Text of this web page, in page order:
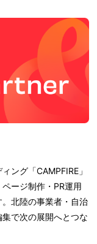
ング「CAMPFIRE」
ージ制作・PR運用
北陸の事業者・自治
で次の展開へとつな